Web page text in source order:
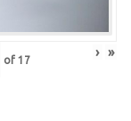
of 17 › »